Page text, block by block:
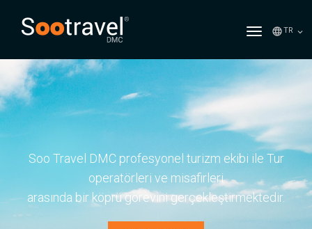
TR
Soo Travel DMC profesyonel turizm ekibi ile Tur
operatörleri ve misafirleri
arasında bir köprü görevini gerçekleştirmektedir.